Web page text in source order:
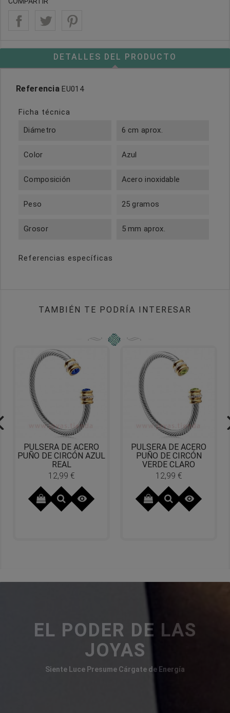
DETALLES DEL PRODUCTO
Referencia EU014
Ficha técnica
Diámetro
6 cm aprox.
Color Azul
Composición Acero inoxidable
Peso 25 gramos
Grosor 5 mm aprox.
Referencias específicas
TAMBIÉN TE PODRÍA INTERESAR
PULSERA DE ACERO
PUÑO DE CIRCÓN AZUL
REAL
Precio
12,99 €

PULSERA DE ACERO
PUÑO DE CIRCÓN
VERDE CLARO
Precio
12,99 €

EL PODER DE LAS
JOYAS
Siente Luce Presume Cárgate de Energía